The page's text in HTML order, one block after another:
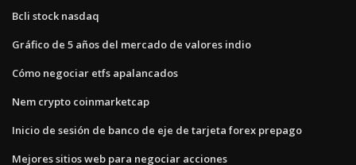
Bcli stock nasdaq
Gráfico de 5 años del mercado de valores indio
Cómo negociar etfs apalancados
Nem crypto coinmarketcap
Inicio de sesión de banco de eje de tarjeta forex prepago
Mejores sitios web para negociar acciones